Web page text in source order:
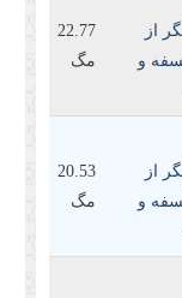
از‌
و
22.77
مگ
از‌
و
20.53
مگ